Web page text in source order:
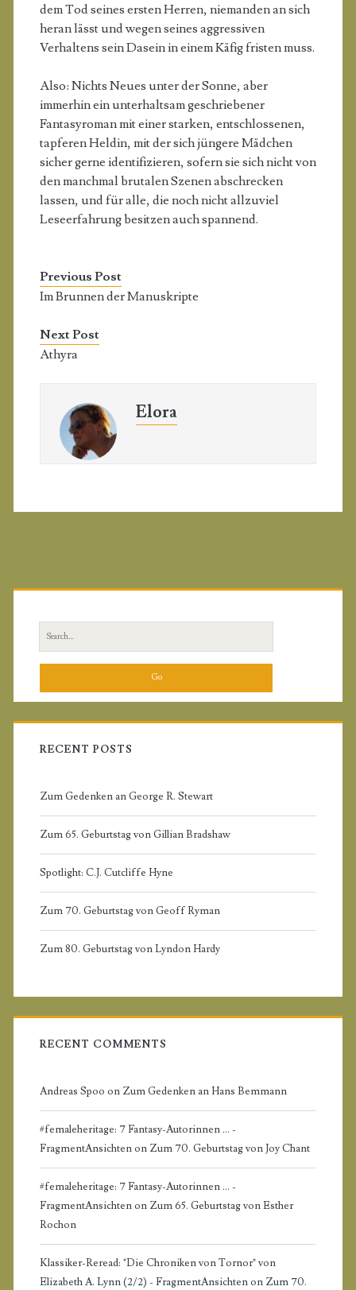
dem Tod seines ersten Herren, niemanden an sich
heran lässt und wegen seines aggressiven
Verhaltens sein Dasein in einem Käfig fristen muss.
Also: Nichts Neues unter der Sonne, aber
immerhin ein unterhaltsam geschriebener
Fantasyroman mit einer starken, entschlossenen,
tapferen Heldin, mit der sich jüngere Mädchen
sicher gerne identifizieren, sofern sie sich nicht von
den manchmal brutalen Szenen abschrecken
lassen, und für alle, die noch nicht allzuviel
Leseerfahrung besitzen auch spannend.
Previous Post
Im Brunnen der Manuskripte
Next Post
Athyra
Elora
P
m
b
e
h
f
:
RECENT POSTS
Zum Gedenken an George R. Stewart
Zum 65. Geburtstag von Gillian Bradshaw
Spotlight: C.J. Cutcliffe Hyne
Zum 70. Geburtstag von Geoff Ryman
Zum 80. Geburtstag von Lyndon Hardy
RECENT COMMENTS
Andreas Spoo on Zum Gedenken an Hans Bemmann
#femaleheritage: 7 Fantasy-Autorinnen ... -
FragmentAnsichtenon Zum 70. Geburtstag von Joy Chant
#femaleheritage: 7 Fantasy-Autorinnen ... -
FragmentAnsichtenon Zum 65. Geburtstag von Esther
Rochon
Klassiker-Reread: "Die Chroniken von Tornor" von
Elizabeth A. Lynn (2/2) - FragmentAnsichtenon Zum 70.